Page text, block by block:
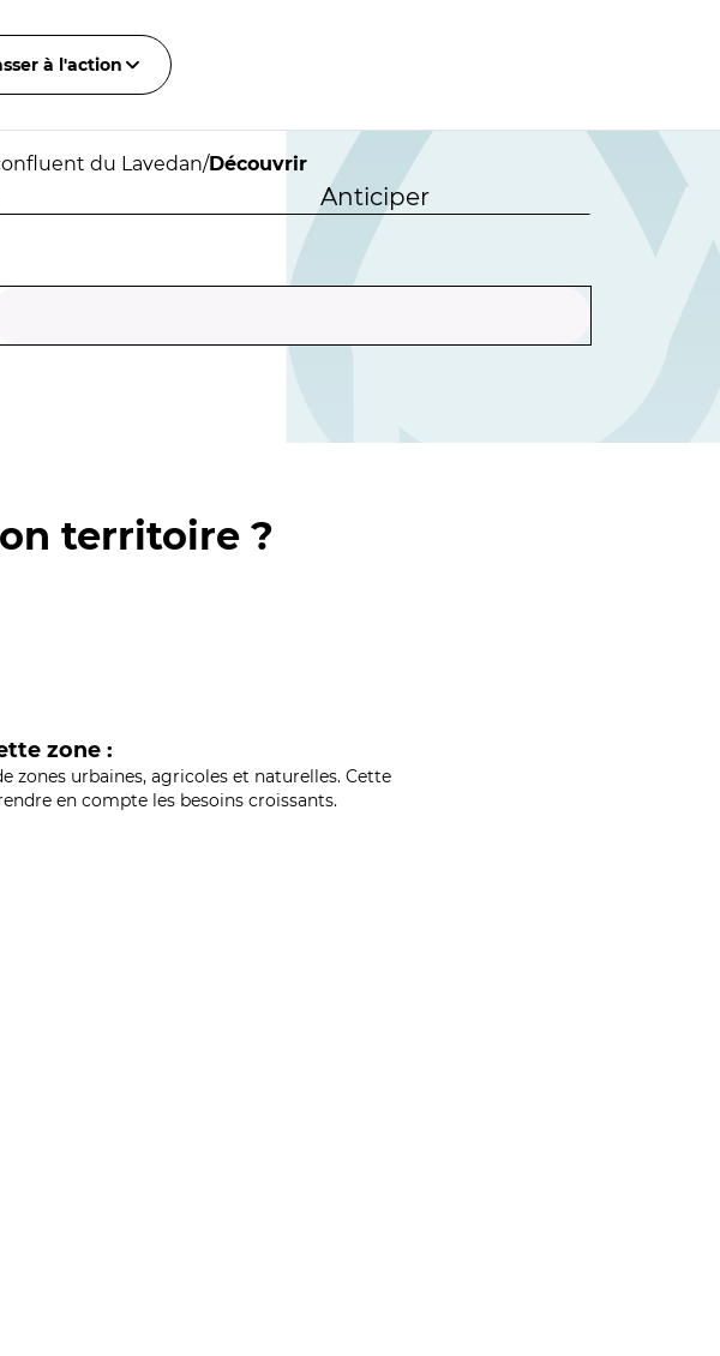
à l'action
du Lavedan/Découvrir
Anticiper
territoire ?
zone :
zones urbaines, agricoles et naturelles. Cette
en compte les besoins croissants.